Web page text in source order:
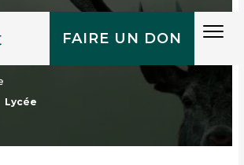
FAIRE UN DON
Lycée